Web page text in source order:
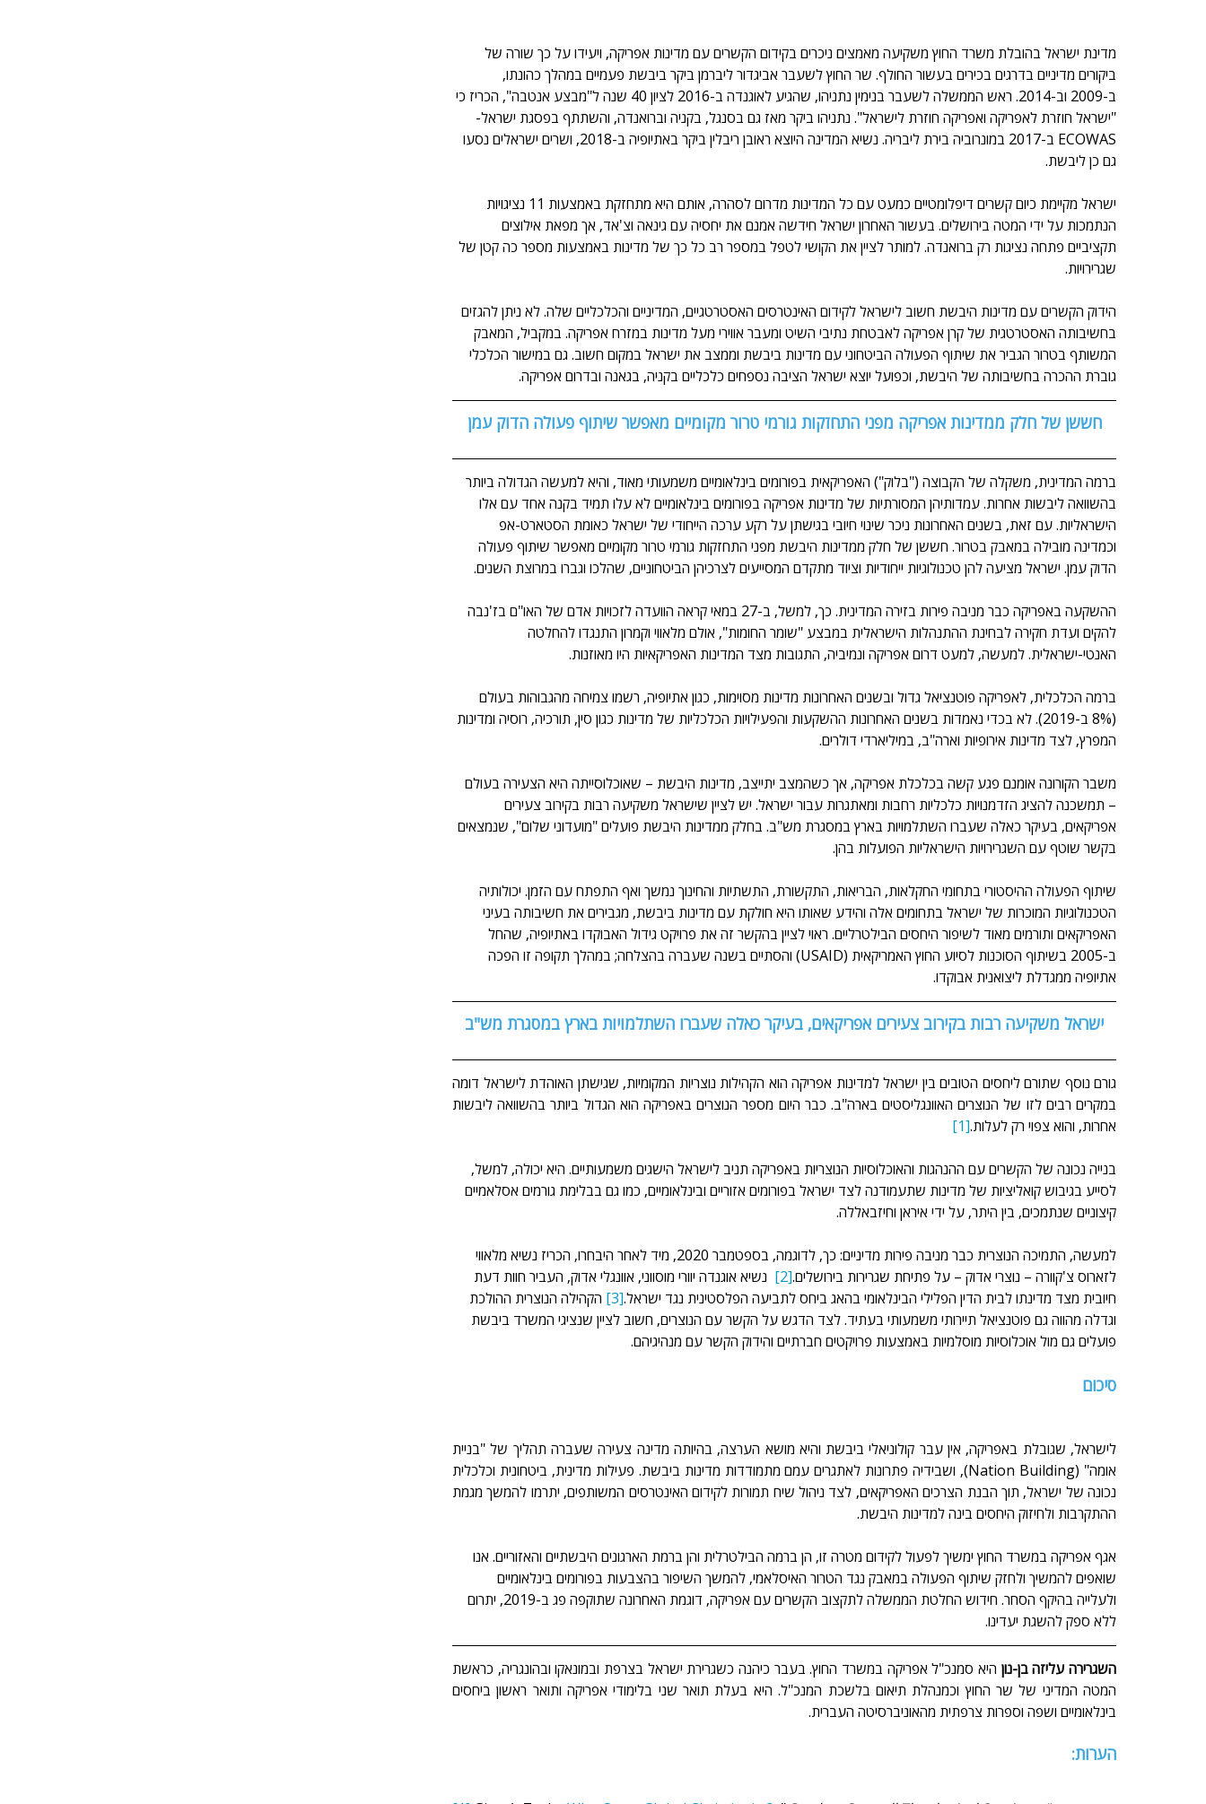
מדינת ישראל בהובלת משרד החוץ משקיעה מאמצים ניכרים בקידום הקשרים עם מדינות אפריקה, ויעידו על כך שורה של
ביקורים מדיניים בדרגים בכירים בעשור החולף. שר החוץ לשעבר אביגדור ליברמן ביקר ביבשת פעמיים במהלך כהונתו,
ב-2009 וב-2014. ראש הממשלה לשעבר בנימין נתניהו, שהגיע לאוגנדה ב-2016 לציון 40 שנה ל"מבצע אנטבה", הכריז כי
"ישראל חוזרת לאפריקה ואפריקה חוזרת לישראל". נתניהו ביקר מאז גם בסנגל, בקניה וברואנדה, והשתתף בפסגת ישראל-
ECOWAS ב-2017 במונרוביה בירת ליבריה. נשיא המדינה היוצא ראובן ריבלין ביקר באתיופיה ב-2018, ושרים ישראלים נסעו
גם כן ליבשת.
ישראל מקיימת כיום קשרים דיפלומטיים כמעט עם כל המדינות מדרום לסהרה, אותם היא מתחזקת באמצעות 11 נציגויות
הנתמכות על ידי המטה בירושלים. בעשור האחרון ישראל חידשה אמנם את יחסיה עם גינאה וצ'אד, אך מפאת אילוצים
תקציביים פתחה נציגות רק ברואנדה. למותר לציין את הקושי לטפל במספר רב כל כך של מדינות באמצעות מספר כה קטן של
שגרירויות.
הידוק הקשרים עם מדינות היבשת חשוב לישראל לקידום האינטרסים האסטרטגיים, המדיניים והכלכליים שלה. לא ניתן להגזים
בחשיבותה האסטרטגית של קרן אפריקה לאבטחת נתיבי השיט ומעבר אווירי מעל מדינות במזרח אפריקה. במקביל, המאבק
המשותף בטרור הגביר את שיתוף הפעולה הביטחוני עם מדינות ביבשת וממצב את ישראל במקום חשוב. גם במישור הכלכלי
גוברת ההכרה בחשיבותה של היבשת, וכפועל יוצא ישראל הציבה נספחים כלכליים בקניה, בגאנה ובדרום אפריקה.
חששן של חלק ממדינות אפריקה מפני התחזקות גורמי טרור מקומיים מאפשר שיתוף פעולה הדוק עמן
ברמה המדינית, משקלה של הקבוצה ("בלוק") האפריקאית בפורומים בינלאומיים משמעותי מאוד, והיא למעשה הגדולה ביותר
בהשוואה ליבשות אחרות. עמדותיהן המסורתיות של מדינות אפריקה בפורומים בינלאומיים לא עלו תמיד בקנה אחד עם אלו
הישראליות. עם זאת, בשנים האחרונות ניכר שינוי חיובי בגישתן על רקע ערכה הייחודי של ישראל כאומת הסטארט-אפ
וכמדינה מובילה במאבק בטרור. חששן של חלק ממדינות היבשת מפני התחזקות גורמי טרור מקומיים מאפשר שיתוף פעולה
הדוק עמן. ישראל מציעה להן טכנולוגיות ייחודיות וציוד מתקדם המסייעים לצרכיהן הביטחוניים, שהלכו וגברו במרוצת השנים.
ההשקעה באפריקה כבר מניבה פירות בזירה המדינית. כך, למשל, ב-27 במאי קראה הוועדה לזכויות אדם של האו"ם בז'נבה
להקים ועדת חקירה לבחינת ההתנהלות הישראלית במבצע "שומר החומות", אולם מלאווי וקמרון התנגדו להחלטה
האנטי-ישראלית. למעשה, למעט דרום אפריקה ונמיביה, התגובות מצד המדינות האפריקאיות היו מאוזנות.
ברמה הכלכלית, לאפריקה פוטנציאל גדול ובשנים האחרונות מדינות מסוימות, כגון אתיופיה, רשמו צמיחה מהגבוהות בעולם
(8% ב-2019). לא בכדי נאמדות בשנים האחרונות ההשקעות והפעילויות הכלכליות של מדינות כגון סין, תורכיה, רוסיה ומדינות
המפרץ, לצד מדינות אירופיות וארה"ב, במיליארדי דולרים.
משבר הקורונה אומנם פגע קשה בכלכלת אפריקה, אך כשהמצב יתייצב, מדינות היבשת – שאוכלוסייתה היא הצעירה בעולם
– תמשכנה להציג הזדמנויות כלכליות רחבות ומאתגרות עבור ישראל. יש לציין שישראל משקיעה רבות בקירוב צעירים
אפריקאים, בעיקר כאלה שעברו השתלמויות בארץ במסגרת מש"ב. בחלק ממדינות היבשת פועלים "מועדוני שלום", שנמצאים
בקשר שוטף עם השגרירויות הישראליות הפועלות בהן.
שיתוף הפעולה ההיסטורי בתחומי החקלאות, הבריאות, התקשורת, התשתיות והחינוך נמשך ואף התפתח עם הזמן. יכולותיה
הטכנולוגיות המוכרות של ישראל בתחומים אלה והידע שאותו היא חולקת עם מדינות ביבשת, מגבירים את חשיבותה בעיני
האפריקאים ותורמים מאוד לשיפור היחסים הבילטרליים. ראוי לציין בהקשר זה את פרויקט גידול האבוקדו באתיופיה, שהחל
ב-2005 בשיתוף הסוכנות לסיוע החוץ האמריקאית (USAID) והסתיים בשנה שעברה בהצלחה; במהלך תקופה זו הפכה
אתיופיה ממגדלת ליצואנית אבוקדו.
ישראל משקיעה רבות בקירוב צעירים אפריקאים, בעיקר כאלה שעברו השתלמויות בארץ במסגרת מש"ב
אחרות, והוא צפוי רק לעלות.[1]
בנייה נכונה של הקשרים עם ההנהגות והאוכלוסיות הנוצריות באפריקה תניב לישראל הישגים משמעותיים. היא יכולה, למשל,
לסייע בגיבוש קואליציות של מדינות שתעמודנה לצד ישראל בפורומים אזוריים ובינלאומיים, כמו גם בבלימת גורמים אסלאמיים
קיצוניים שנתמכים, בין היתר, על ידי איראן וחיזבאללה.
למעשה, התמיכה הנוצרית כבר מניבה פירות מדיניים: כך, לדוגמה, בספטמבר 2020, מיד לאחר היבחרו, הכריז נשיא מלאווי
לזארוס צ'קוורה – נוצרי אדוק – על פתיחת שגרירות בירושלים.[2]
  נשיא אוגנדה יוורי מוסווני, אוונגלי אדוק, העביר חוות דעת
חיובית מצד מדינתו לבית הדין הפלילי הבינלאומי בהאג ביחס לתביעה הפלסטינית נגד ישראל.[3]
הקהילה הנוצרית ההולכת
וגדלה מהווה גם פוטנציאל תיירותי משמעותי בעתיד. לצד הדגש על הקשר עם הנוצרים, חשוב לציין שנציגי המשרד ביבשת
פועלים גם מול אוכלוסיות מוסלמיות באמצעות פרויקטים חברתיים והידוק הקשר עם מנהיגיהם.
סיכום
ההתקרבות ולחיזוק היחסים בינה למדינות היבשת.
אגף אפריקה במשרד החוץ ימשיך לפעול לקידום מטרה זו, הן ברמה הבילטרלית והן ברמת הארגונים היבשתיים והאזוריים. אנו
שואפים להמשיך ולחזק שיתוף הפעולה במאבק נגד הטרור האיסלאמי, להמשך השיפור בהצבעות בפורומים בינלאומיים
ולעלייה בהיקף הסחר. חידוש החלטת הממשלה לתקצוב הקשרים עם אפריקה, דוגמת האחרונה שתוקפה פג ב-2019, יתרום
ללא ספק להשגת יעדינו.
השגרירה עליזה בן-נון
בינלאומיים ושפה וספרות צרפתית מהאוניברסיטה העברית.
הערות: